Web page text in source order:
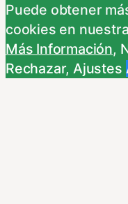
Puede obtener
cookies en
Más Información,
Rechazar,Ajustes
Estas cookies no
funcionamiento
rechazadas. Para
nuestra politica de